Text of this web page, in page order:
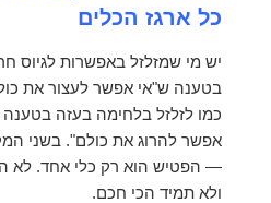
כל ארגז הכלים
יש מי שמזלזל באפשרות לגיוס
בטענה ש"אי אפשר לעצור את
כמו לזלזל בלחימה בעזה בטענה
אפשר להרוג את כולם". בשני
— הפטיש הוא רק כלי אחד. לא
ולא תמיד הכי חכם.